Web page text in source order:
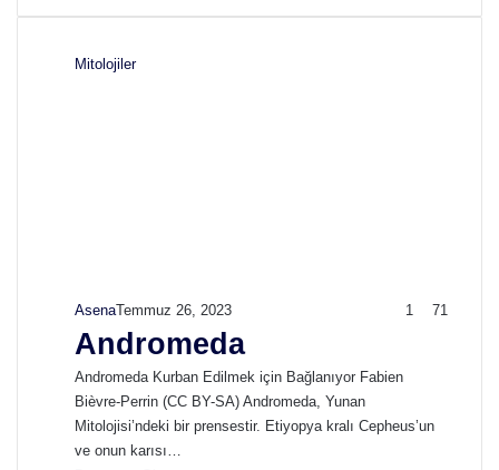
Mitolojiler
AsenaTemmuz 26, 2023 1 71
Andromeda
Andromeda Kurban Edilmek için Bağlanıyor Fabien
Bièvre-Perrin (CC BY-SA) Andromeda, Yunan
Mitolojisi’ndeki bir prensestir. Etiyopya kralı Cepheus’un
ve onun karısı…